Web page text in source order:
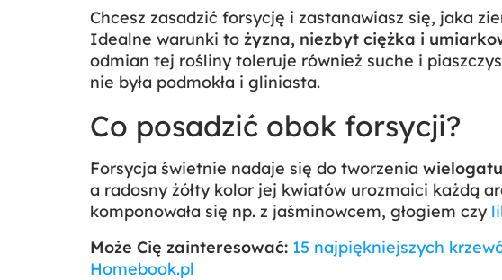
Chcesz zasadzić forsycję i zastanawiasz się, jaka
Idealne warunki to żyzna, niezbyt ciężka i
odmian tej rośliny toleruje również suche i
nie była podmokła i gliniasta.
Co posadzić obok forsycji?
Forsycja świetnie nadaje się do tworzenia
a radosny żółty kolor jej kwiatów urozmaici każdą
komponowała się np. z jaśminowcem, głogiem czy
Może Cię zainteresować: 15 najpiękniejszych
Homebook.pl